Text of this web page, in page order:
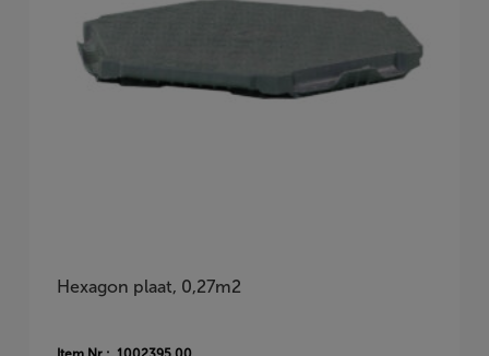
Hexagon plaat, 0,27m2